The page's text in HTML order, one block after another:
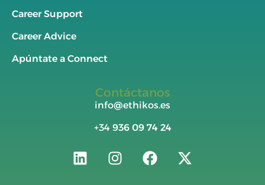
Career Support
Career Advice
Apúntate a Connect
Contáctanos
info@ethikos.es
+34 936 09 74 24